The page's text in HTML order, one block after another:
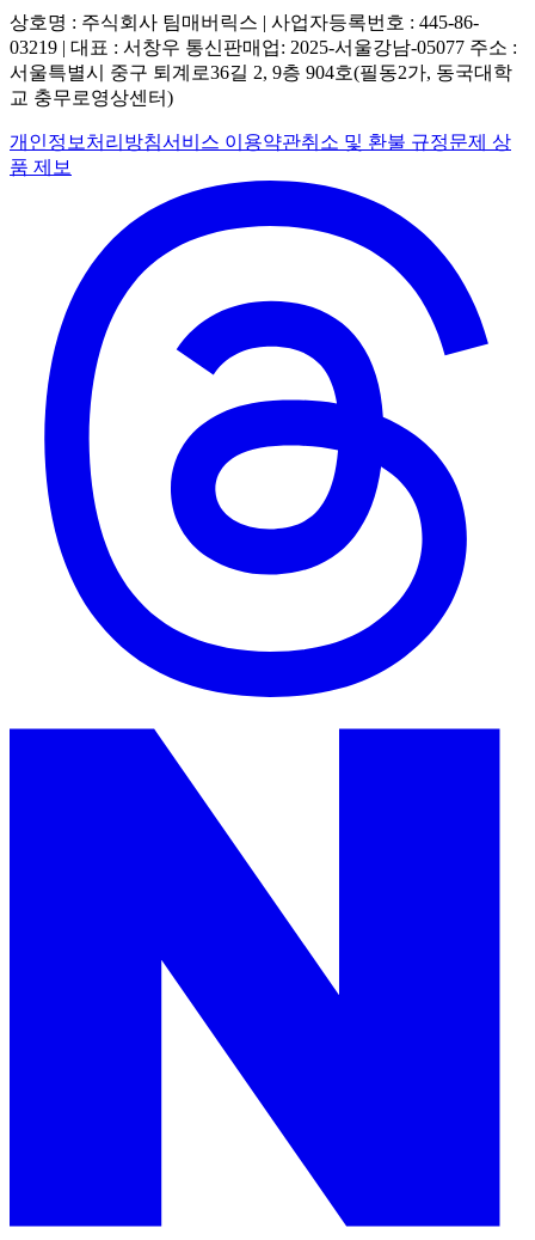
상호명 : 주식회사 팀매버릭스 | 사업자등록번호 : 445-86-
03219 | 대표 : 서창우 통신판매업: 2025-서울강남-05077 주소 :
서울특별시 중구 퇴계로36길 2, 9층 904호(필동2가, 동국대학
교 충무로영상센터)
개인정보처리방침서비스 이용약관취소 및 환불 규정문제 상
품 제보